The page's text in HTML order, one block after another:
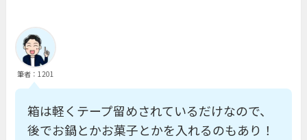
筆者：1201
箱は軽くテープ留めされているだけなので、
後でお鍋とかお菓子とかを入れるのもあり！